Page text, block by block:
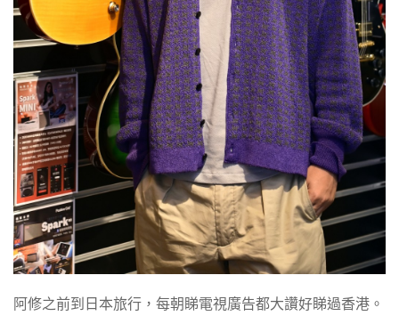
阿修之前到日本旅行，每朝睇電視廣告都大讚好睇過香港。